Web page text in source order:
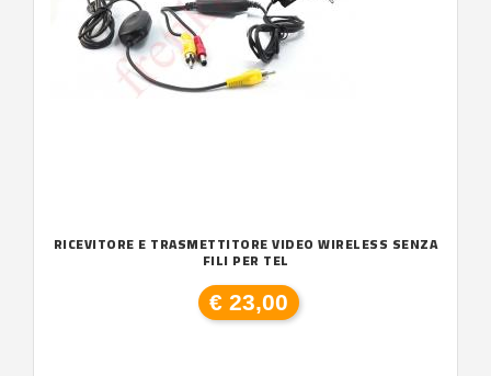
RICEVITORE E TRASMETTITORE VIDEO WIRELESS SENZA
FILI PER TEL
€ 23,00